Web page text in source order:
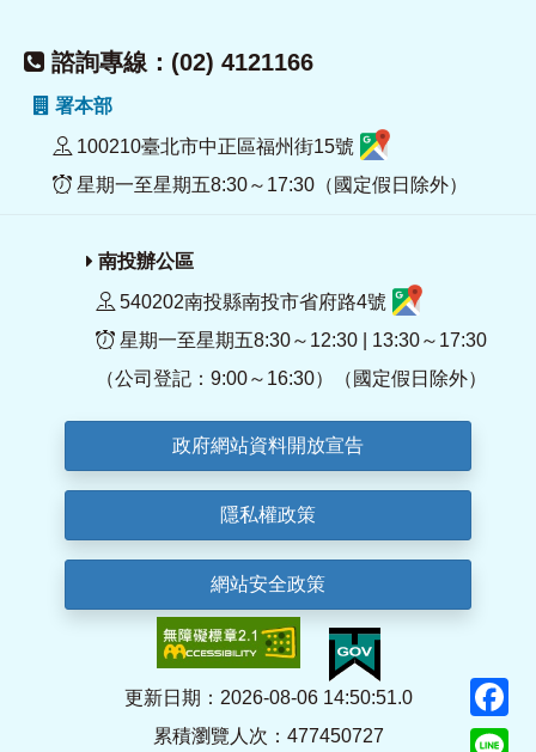
諮詢專線：(02) 4121166
署本部
100210臺北市中正區福州街15號
星期一至星期五8:30～17:30（國定假日除外）
南投辦公區
540202南投縣南投市省府路4號
星期一至星期五8:30～12:30 | 13:30～17:30
（公司登記：9:00～16:30）（國定假日除外）
政府網站資料開放宣告
隱私權政策
網站安全政策
更新日期：2026-08-06 14:50:51.0
累積瀏覽人次：477450727